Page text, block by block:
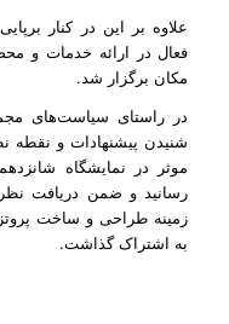
علاوه بر این در کنار
فعال در ارائه خدمات و
مکان برگزار شد.
در راستای سیاست‌های
شنیدن پیشنهادات و نقطه
موثر در نمایشگاه
رسانید و ضمن دریافت
زمینه طراحی و ساخت
به اشتراک گذاشت.